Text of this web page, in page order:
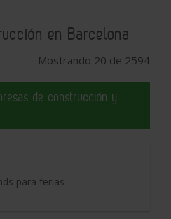
en Barcelona
Mostrando 20 de 2594
de construcción y
para ferias